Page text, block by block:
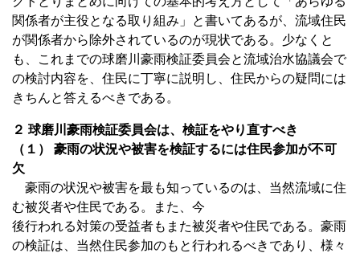
関係者が主役となる取り組み」と書いてあるが、流域住民
が関係者から除外されているのが現状である。少なくと
も、これまでの球磨川豪雨検証委員会と流域治水協議会で
の検討内容を、住民に丁寧に説明し、住民からの疑問には
きちんと答えるべきである。
２ 球磨川豪雨検証委員会は、検証をやり直すべき
（１） 豪雨の状況や被害を検証するには住民参加が不可
欠
豪雨の状況や被害を最も知っているのは、当然流域に住
む被災者や住民である。また、今
後行われる対策の受益者もまた被災者や住民である。豪雨
の検証は、当然住民参加のもと行われるべきであり、様々